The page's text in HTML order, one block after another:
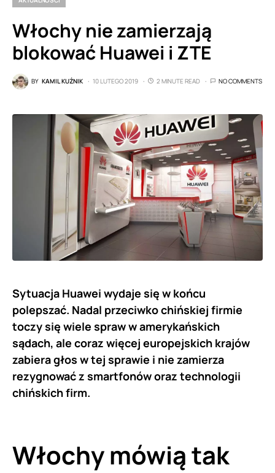
Włochy nie zamierzają
blokować Huawei i ZTE
BY KAMIL KUŹNIK 10 LUTEGO 2019 2 MINUTE READ NO COMMENTS
Sytuacja Huawei wydaje się w końcu
polepszać. Nadal przeciwko chińskiej firmie
toczy się wiele spraw w amerykańskich
sądach, ale coraz więcej europejskich krajów
zabiera głos w tej sprawie i nie zamierza
rezygnować z smartfonów oraz technologii
chińskich firm.
Włochy mówią tak